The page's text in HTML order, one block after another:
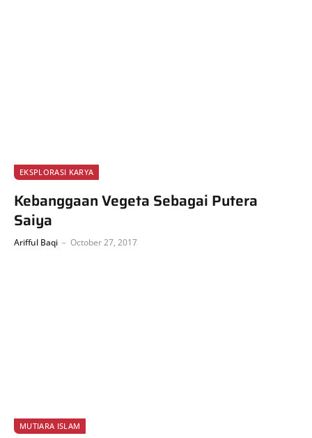
EKSPLORASI KARYA
Kebanggaan Vegeta Sebagai Putera
Saiya
Arifful Baqi October 27, 2017
MUTIARA ISLAM